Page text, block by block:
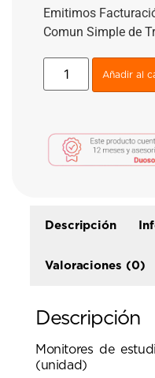
Emitimos
Comun Simple de
Añadir al
Descripción
Valoraciones (0)
Descripción
Monitores de
(unidad)